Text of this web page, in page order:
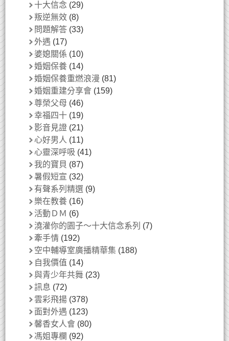
十大信念 (29)
叛逆無效 (8)
問題解答 (33)
外遇 (17)
婆媳關係 (10)
婚姻保養 (14)
婚姻保養重燃浪漫 (81)
婚姻重建分享會 (159)
尊榮父母 (46)
幸福四十 (19)
影音見證 (21)
心好男人 (11)
心靈深呼吸 (41)
我的寶貝 (87)
暑假短宣 (32)
有聲系列精選 (9)
樂在教養 (16)
活動ＤＭ (6)
澆灌你的園子～十大信念系列 (7)
牽手情 (192)
空中輔導室廣播精華集 (188)
自我價值 (14)
與青少年共舞 (23)
訊息 (72)
雲彩飛揚 (378)
面對外遇 (123)
馨香女人會 (80)
馮姐專欄 (92)